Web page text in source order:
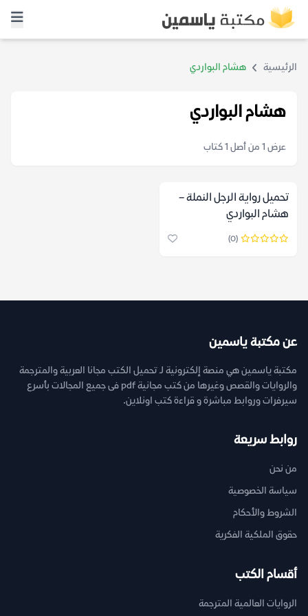
الرئيسية هشام البواردي
هشام البواردي
عرض 1 من أصل 1 كتاب
تحميل رواية الرجل النملة –
هشام البواردي
(0)
عن مكتبة ياسمين
مكتبة ياسمين هي منصة إلكترونية لـ تحميل الكتب مجانا العربية والمترجمة
والروايات والقصص وغيرها من كتب مجانية pdf فى جميع المجالات بأسرع
سيرفرات وروابط مباشرة و قراءة كتب اونلاين.
روابط سريعة
من نحن
سياسة الخصوصية
الشروط والأحكام
حقوق الملكية الفكرية
أقسام الكتب
الروايات العالمية المترجمة